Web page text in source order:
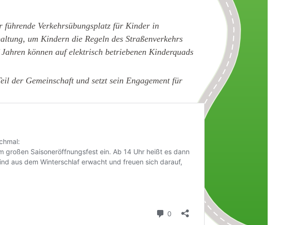
Verkehrsübungsplatz für Kinder in
um Kindern die Regeln des Straßenverkehrs
können auf elektrisch betriebenen Kinderquads
der Gemeinschaft und setzt sein Engagement für